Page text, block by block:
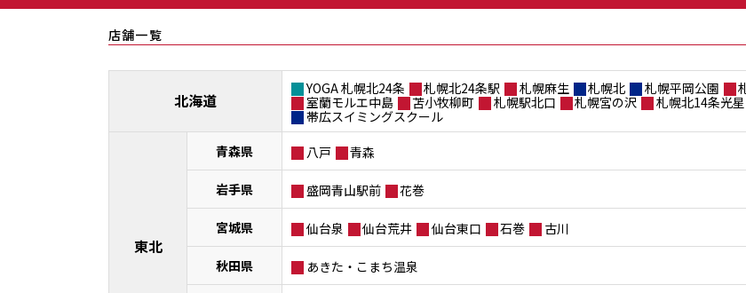
店舗一覧
北海道
YOGA 札幌北24条 札幌北24条駅 札幌麻生 札幌北 札幌平岡公園
室蘭モルエ中島
苫小牧柳町 札幌駅北口 札幌宮の沢 札幌北14条光星
帯広スイミングスクール
東北
青森県 八戸 青森
岩手県 盛岡青山駅前 花巻
宮城県 仙台泉 仙台荒井 仙台東口 石巻 古川
秋田県 あきた・こまち温泉